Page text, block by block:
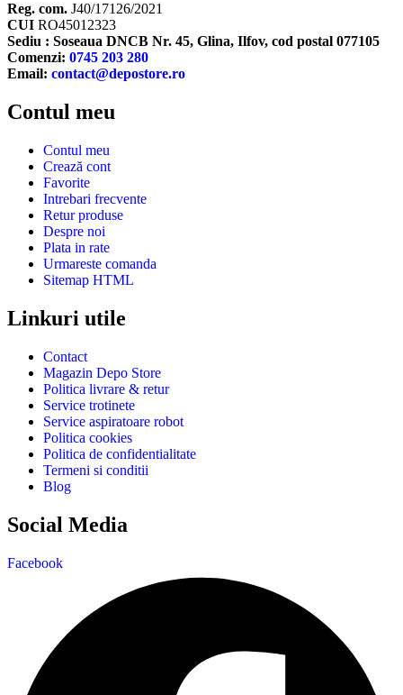
Reg. com. J40/17126/2021
CUI RO45012323
Sediu : Soseaua DNCB Nr. 45, Glina, Ilfov, cod postal 077105
Comenzi: 0745 203 280
Email: contact@depostore.ro
Contul meu
Contul meu
Crează cont
Favorite
Intrebari frecvente
Retur produse
Despre noi
Plata in rate
Urmareste comanda
Sitemap HTML
Linkuri utile
Contact
Magazin Depo Store
Politica livrare & retur
Service trotinete
Service aspiratoare robot
Politica cookies
Politica de confidentialitate
Termeni si conditii
Blog
Social Media
Facebook